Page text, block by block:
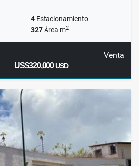
4 Estacionamiento
327Área m2
Venta
US$320,000USD